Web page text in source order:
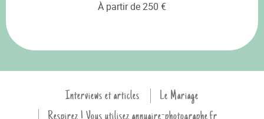
À partir de 250 €
Interviews et articles
Le Mariage